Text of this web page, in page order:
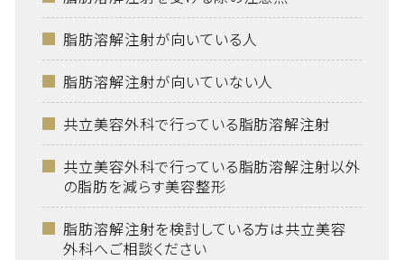
脂肪溶解注射が向いている人
脂肪溶解注射が向いていない人
共立美容外科で行っている脂肪溶解注射
共立美容外科で行っている脂肪溶解注射以外
の脂肪を減らす美容整形
脂肪溶解注射を検討している方は共立美容
外科へご相談ください